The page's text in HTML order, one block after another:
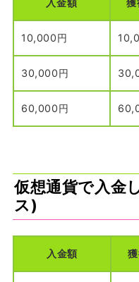
10,000円
30,000円
60,000円
仮想通貨で入金
ス)
入金額